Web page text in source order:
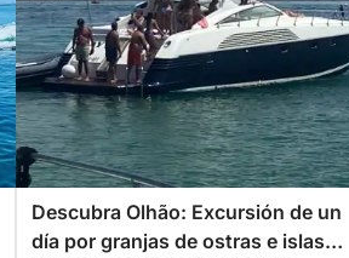
Descubra Olhão: Excursión de un
día por granjas de ostras e islas